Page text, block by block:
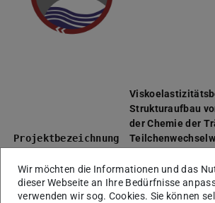
Projektbezeichnung
Strukturaufbau
der Chemie der
Akronym VisCodeBuild
Projektpartner Technische
Wir möchten die Informationen und das
dieser Webseite an Ihre Bedürfnisse
verwenden wir sog. Cookies. Sie können